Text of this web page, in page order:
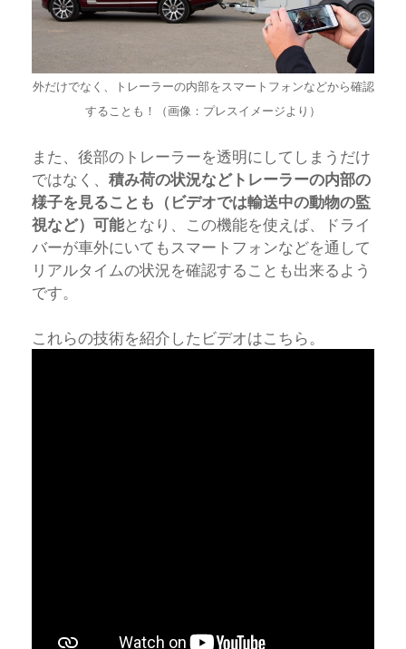
外だけでなく、トレーラーの内部をスマートフォンなどから確認
することも！（画像：プレスイメージより）
また、後部のトレーラーを透明にしてしまうだけ
ではなく、 積み荷の状況などトレーラーの内部の
様子を見ることも（ビデオでは輸送中の動物の監
視など）可能となり、この機能を使えば、ドライ
バーが車外にいてもスマートフォンなどを通して
リアルタイムの状況を確認することも出来るよう
です。
これらの技術を紹介したビデオはこちら。